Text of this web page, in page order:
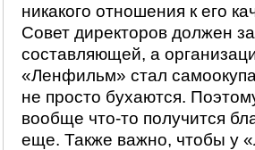
никакого отношения к его
Совет директоров должен
составляющей, а
«Ленфильм» стал
не просто бухаются.
вообще что-то получится
еще. Также важно, чтобы у